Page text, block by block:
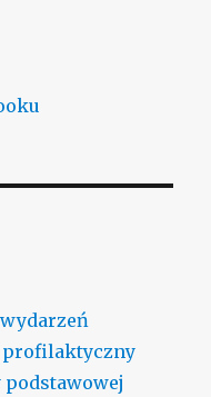
profilaktyczny
podstawowej